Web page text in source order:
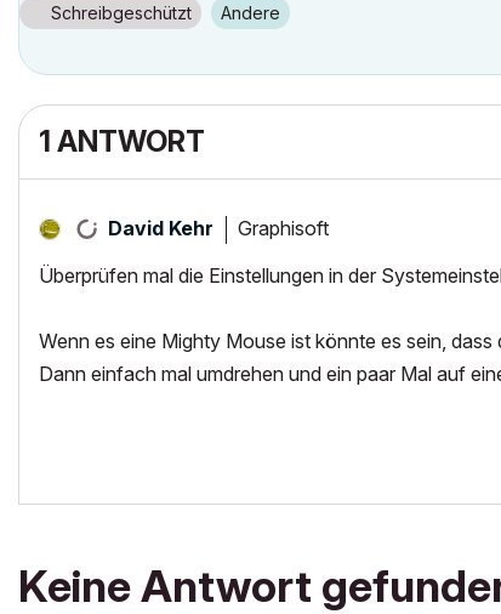
Schreibgeschützt Andere
1 ANTWORT
David Kehr Graphisoft
Überprüfen mal die Einstellungen in der
Wenn es eine Mighty Mouse ist könnte es sein, dass
Dann einfach mal umdrehen und ein paar Mal auf
Keine Antwort